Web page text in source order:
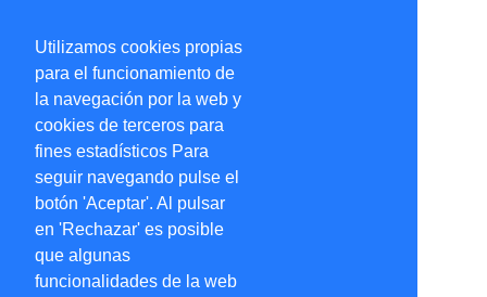
Utilizamos cookies propias
para el funcionamiento de
la navegación por la web y
cookies de terceros para
fines estadísticos Para
seguir navegando pulse el
botón 'Aceptar'. Al pulsar
en 'Rechazar' es posible
que algunas
funcionalidades de la web